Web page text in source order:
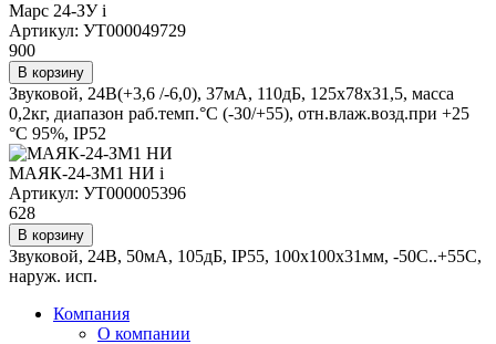
Марс 24-ЗУi
Артикул: УТ000049729
900
В корзину
Звуковой, 24В(+3,6 /-6,0), 37мА, 110дБ, 125x78x31,5, масса
0,2кг, диапазон раб.темп.°С (-30/+55), отн.влаж.возд.при +25
°С 95%, IP52
МАЯК-24-ЗМ1 НИ i
Артикул: УТ000005396
628
В корзину
Звуковой, 24В, 50мА, 105дБ, IP55, 100х100х31мм, -50С..+55С,
наруж. исп.
Компания
О компании